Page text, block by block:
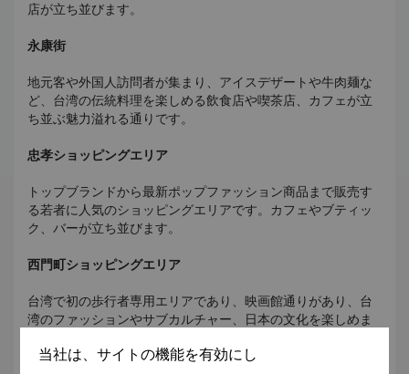
店が立ち並びます。
永康街
地元客や外国人訪問者が集まり、アイスデザートや牛肉麺な
ど、 台湾の伝統料理を楽しめる飲食店や喫茶店、カフェが立
ち並ぶ魅力溢れる通りです。
忠孝ショッピングエリア
トップブランドから最新ポップファッション商品まで販売す
る若者に人気のショッピングエリアです。カフェやブティッ
ク、バーが立ち並びます。
西門町ショッピングエリア
台湾で初の歩行者専用エリアであり、映画館通りがあり、台
湾のファッションやサブカルチャー、日本の文化を楽しめま
当社は、サイトの機能を有効にし